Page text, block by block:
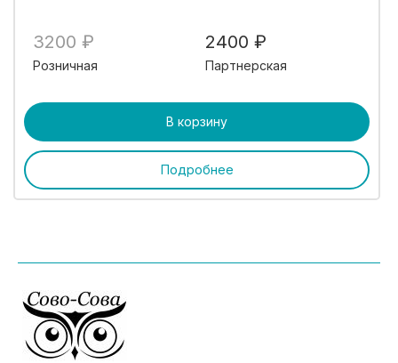
3200 ₽
Розничная
2400 ₽
Партнерская
В корзину
Подробнее